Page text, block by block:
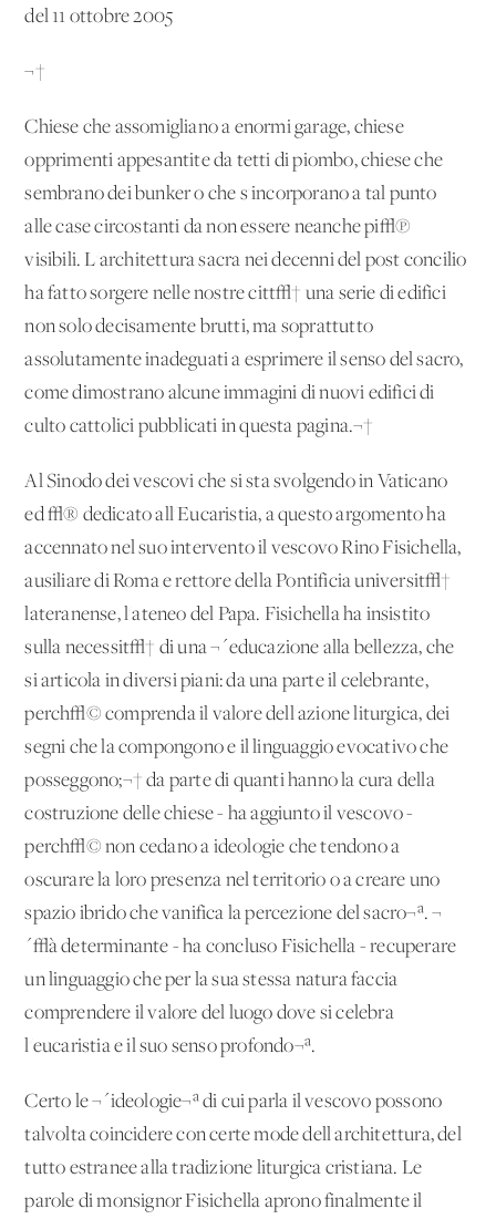
del 11 ottobre 2005
¬†
Chiese che assomigliano a enormi garage, chiese
opprimenti appesantite da tetti di piombo, chiese che
sembrano dei bunker o che s'incorporano a tal punto
alle case circostanti da non essere neanche pi√π
visibili. L'architettura sacra nei decenni del post concilio
ha fatto sorgere nelle nostre citt√† una serie di edifici
non solo decisamente brutti, ma soprattutto
assolutamente inadeguati a esprimere il senso del sacro,
come dimostrano alcune immagini di nuovi edifici di
culto cattolici pubblicati in questa pagina.¬†
Al Sinodo dei vescovi che si sta svolgendo in Vaticano
ed √® dedicato all'Eucaristia, a questo argomento ha
accennato nel suo intervento il vescovo Rino Fisichella,
ausiliare di Roma e rettore della Pontificia universit√†
lateranense, l'ateneo del Papa. Fisichella ha insistito
sulla necessit√† di una ¬´educazione alla bellezza, che
si articola in diversi piani: da una parte il celebrante,
perch√© comprenda il valore dell'azione liturgica, dei
segni che la compongono e il linguaggio evocativo che
posseggono;¬† da parte di quanti hanno la cura della
costruzione delle chiese - ha aggiunto il vescovo -
perch√© non cedano a ideologie che tendono a
oscurare la loro presenza nel territorio o a creare uno
spazio ibrido che vanifica la percezione del sacro¬ª. ¬
´√à determinante - ha concluso Fisichella - recuperare
un linguaggio che per la sua stessa natura faccia
comprendere il valore del luogo dove si celebra
l'eucaristia e il suo senso profondo¬ª.
Certo le ¬´ideologie¬ª di cui parla il vescovo possono
talvolta coincidere con certe mode dell'architettura, del
tutto estranee alla tradizione liturgica cristiana. Le
parole di monsignor Fisichella aprono finalmente il